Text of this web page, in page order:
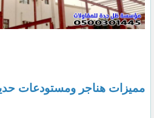
مميزات هناجر ومستودعات